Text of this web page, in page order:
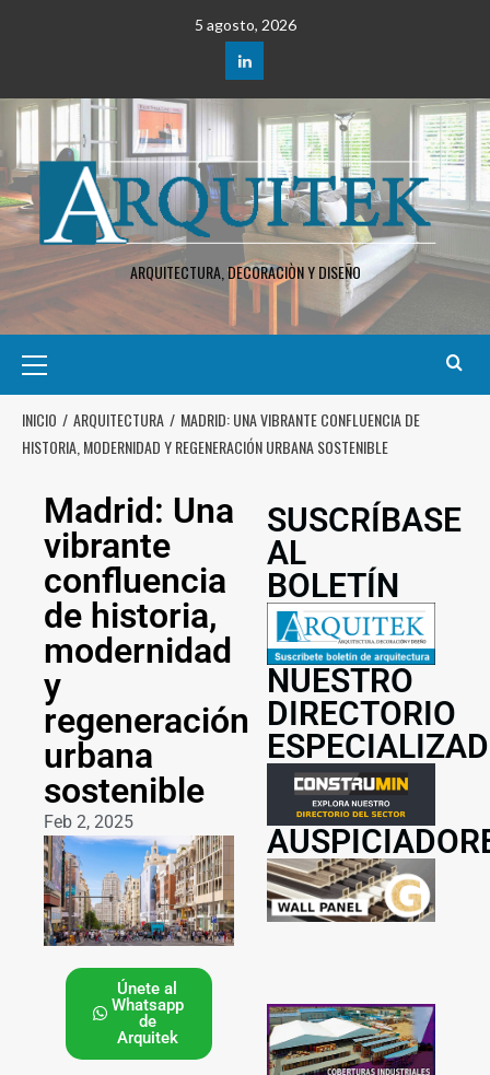
5 agosto, 2026
ARQUITECTURA, DECORACIÒN Y DISEÑO
INICIO ARQUITECTURA
MADRID: UNA VIBRANTE CONFLUENCIA DE
HISTORIA, MODERNIDAD Y REGENERACIÓN URBANA SOSTENIBLE
Madrid: Una
vibrante
confluencia
de historia,
modernidad
y
regeneración
urbana
sostenible
Feb 2, 2025
Únete al
Whatsapp
de
Arquitek
SUSCRÍBASE
AL
BOLETÍN
NUESTRO
DIRECTORIO